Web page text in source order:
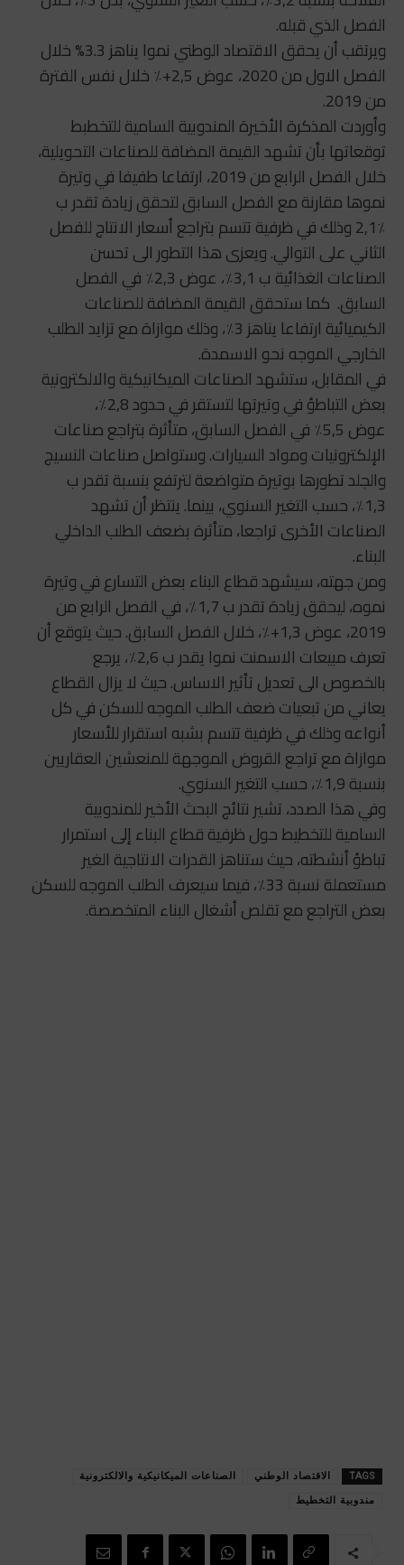
الفصل الذي قبله.
ويرتقب أن يحقق الاقتصاد الوطني نموا يناهز 3.3% خلال
الفصل الاول من 2020، عوض 2,5+٪ خلال نفس الفترة
من 2019.
وأوردت المذكرة الأخيرة المندوبية السامية للتخطبط
توقعاتها بأن تشهد القيمة المضافة للصناعات التحويلية،
خلال الفصل الرابع من 2019، ارتفاعا طفيفا في وتيرة
نموها مقارنة مع الفصل السابق لتحقق زيادة تقدر ب
٪2,1 وذلك في ظرفية تتسم بتراجع أسعار الانتاج للفصل
الثاني على التوالي. ويعزى هذا التطور الى تحسن
الصناعات الغذائية ب 3,1٪، عوض 2,3٪ في الفصل
السابق. كما ستحقق القيمة المضافة للصناعات
الكيميائية ارتفاعا يناهز 3٪، وذلك موازاة مع تزايد الطلب
الخارجي الموجه نحو الاسمدة.
في المقابل، ستشهد الصناعات الميكانيكية والالكترونية
بعض التباطؤ في وتيرتها لتستقر في حدود 2,8٪،
عوض 5,5٪ في الفصل السابق، متأثرة بتراجع صناعات
الإلكترونيات ومواد السيارات. وستواصل صناعات النسيج
والجلد تطورها بوتيرة متواضعة لترتفع بنسبة تقدر ب
1,3٪، حسب التغير السنوي، بينما. ينتظر أن تشهد
الصناعات الأخرى تراجعا، متأثرة بضعف الطلب الداخلي
البناء.
ومن جهته، سيشهد قطاع البناء بعض التسارع في وتيرة
نموه، ليحقق زيادة تقدر ب 1,7٪، في الفصل الرابع من
2019، عوض 1,3+٪، خلال الفصل السابق. حيث يتوقع أن
تعرف مبيعات الاسمنت نموا يقدر ب 2,6٪، يرجع
بالخصوص الى تعديل تأثير الاساس. حيث لا يزال القطاع
يعاني من تبعيات ضعف الطلب الموجه للسكن في كل
أنواعه وذلك في ظرفية تتسم بشبه استقرار للأسعار
موازاة مع تراجع القروض الموجهة للمنعشين العقاريين
بنسبة 1,9٪، حسب التغير السنوي.
وفي هذا الصدد، تشير نتائج البحث الأخير للمندوبية
السامية للتخطيط حول ظرفية قطاع البناء إلى استمرار
تباطؤ أنشطته، حيث ستناهز القدرات الانتاجية الغير
مستعملة نسبة 33٪، فيما سيعرف الطلب الموجه للسكن
بعض التراجع مع تقلص أشغال البناء المتخصصة.
TAGS الاقتصاد الوطني الصناعات الميكانيكية والالكترونية
مندوبية التخطيط